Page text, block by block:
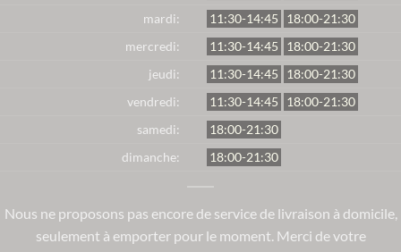
mardi:
11:30-14:45
18:00-21:30
mercredi:
11:30-14:45
18:00-21:30
jeudi:
11:30-14:45
18:00-21:30
vendredi:
11:30-14:45
18:00-21:30
samedi:
18:00-21:30
dimanche:
18:00-21:30
Nous ne proposons pas encore de service de livraison à domicile,
seulement à emporter pour le moment. Merci de votre